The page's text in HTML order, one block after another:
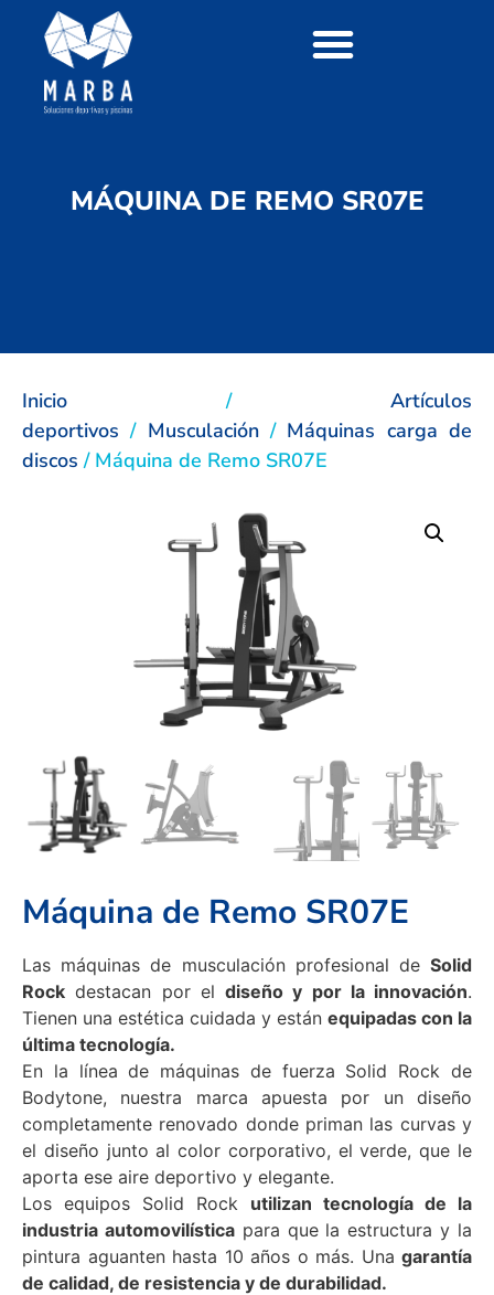
MÁQUINA DE REMO SR07E
Inicio / Artículos
deportivos / Musculación/ Máquinas carga de
discos / Máquina de Remo SR07E
Máquina de Remo SR07E
Las máquinas de musculación profesional de Solid
Rock destacan por el diseño y por la innovación.
Tienen una estética cuidada y están equipadas con la
última tecnología.
En la línea de máquinas de fuerza Solid Rock de
Bodytone, nuestra marca apuesta por un diseño
completamente renovado donde priman las curvas y
el diseño junto al color corporativo, el verde, que le
aporta ese aire deportivo y elegante.
Los equipos Solid Rock utilizan tecnología de la
industria automovilísticapara que la estructura y la
pintura aguanten hasta 10 años o más. Una garantía
de calidad, de resistencia y de durabilidad.